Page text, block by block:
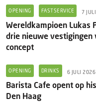
OPENING FASTSERVICE 7
Wereldkampioen Lukas
drie nieuwe vestigingen
concept
OPENING DRINKS 6 JULI 2026
Barista Cafe opent op
Den Haag